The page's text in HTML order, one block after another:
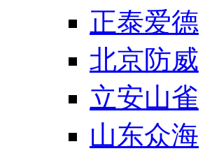
正泰爱德
北京防威
立安山雀
山东众海